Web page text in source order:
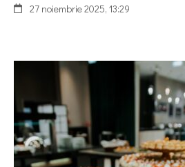
27 noiembrie 2025, 13:29